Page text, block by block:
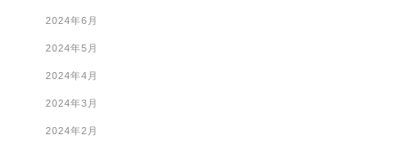
2024年6月
2024年5月
2024年4月
2024年3月
2024年2月